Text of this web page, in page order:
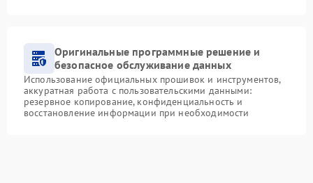
Оригинальные программные решение и
безопасное обслуживание данных
Использование официальных прошивок и инструментов,
аккуратная работа с пользовательскими данными:
резервное копирование, конфиденциальность и
восстановление информации при необходимости